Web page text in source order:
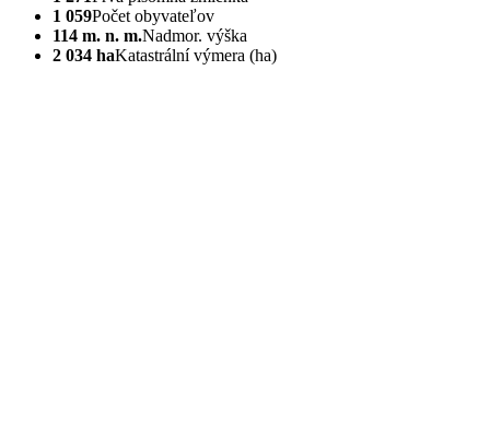
1 059Počet obyvateľov
114 m. n. m.Nadmor. výška
2 034 haKatastrální výmera (ha)